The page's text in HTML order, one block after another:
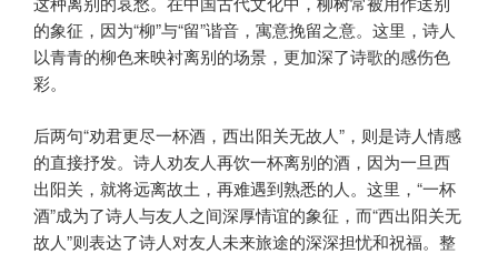
的象征，因为“柳”与“留”谐音，寓意挽留之意。这里，诗人
以青青的柳色来映衬离别的场景，更加深了诗歌的感伤色
彩。
后两句“劝君更尽一杯酒，西出阳关无故人”，则是诗人情感
的直接抒发。诗人劝友人再饮一杯离别的酒，因为一旦西
出阳关，就将远离故土，再难遇到熟悉的人。这里，“一杯
酒”成为了诗人与友人之间深厚情谊的象征，而“西出阳关无
故人”则表达了诗人对友人未来旅途的深深担忧和祝福。整